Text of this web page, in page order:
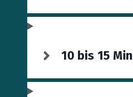
10 bis 15